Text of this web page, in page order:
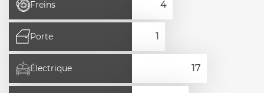
Freins
Porte
Électrique